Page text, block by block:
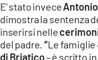
E’ stato invece
dimostra la sentenza
inserirsi nelle
del padre.“Le famiglie
di Briatico– è scritto